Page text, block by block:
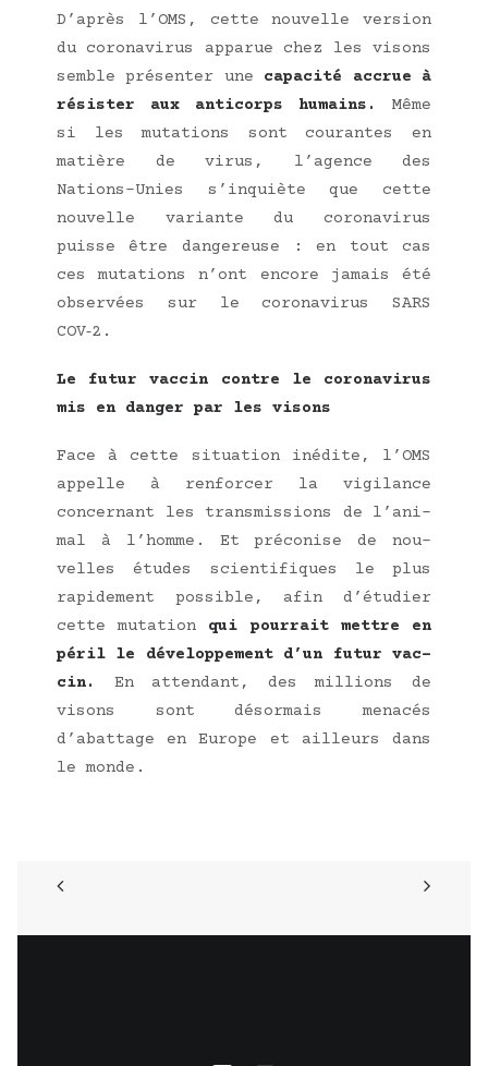
D’a­près l’OMS, cette nou­velle ver­sion
du coro­na­vi­rus appa­rue chez les visons
semble pré­sen­ter une capa­ci­té accrue à
résis­ter aux anti­corps humains.
Même
si les muta­tions sont cou­rantes en
matière de virus, l’a­gence des
Nations-Unies s’in­quiète que cette
nou­velle variante du coro­na­vi­rus
puisse être dan­ge­reuse : en tout cas
ces muta­tions n’ont encore jamais été
obser­vées sur le coro­na­vi­rus SARS
COV‑2.
Le futur vac­cin contre le coro­na­vi­rus
mis en dan­ger par les visons
Face à cette situa­tion inédite, l’OMS
appelle à ren­for­cer la vigi­lance
concer­nant les trans­mis­sions de l’a­ni­
mal à l’homme. Et pré­co­nise de nou­
velles études scien­ti­fiques le plus
rapi­de­ment pos­sible, afin d’étudier
cette muta­tion qui pour­rait mettre en
péril le déve­lop­pe­ment d’un futur vac­
cin. En atten­dant, des mil­lions de
visons sont désor­mais mena­cés
d’abattage en Europe et ailleurs dans
le monde.